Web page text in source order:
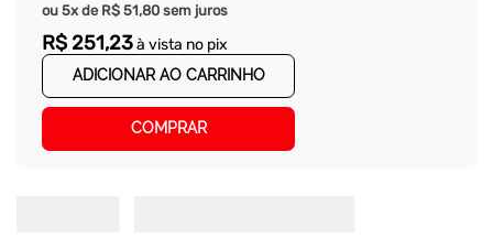
ou 5x de R$ 51,80 sem juros
R$ 251,23à vista no pix
ADICIONAR AO CARRINHO
COMPRAR